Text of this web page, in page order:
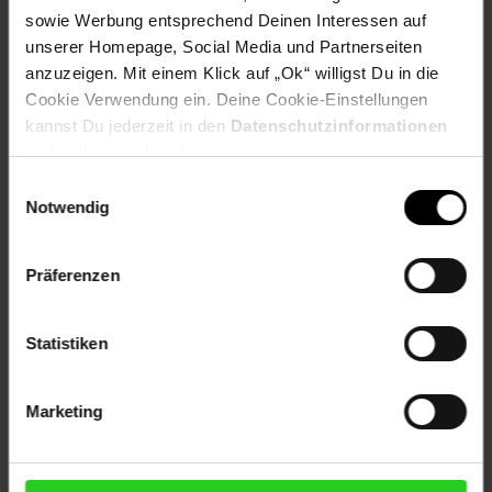
sowie Werbung entsprechend Deinen Interessen auf
unserer Homepage, Social Media und Partnerseiten
anzuzeigen. Mit einem Klick auf „Ok“ willigst Du in die
Cookie Verwendung ein. Deine Cookie-Einstellungen
kannst Du jederzeit in den Datenschutzinformationen
ändern bzw. widerrufen.
Notwendig
Präferenzen
Statistiken
Marketing
Bewertungen
Versandinformationen
Rezeptwelt NettoKOM Karriere